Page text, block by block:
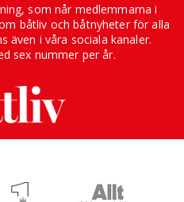
som når medlemmarna i
båtliv och båtnyheter för alla
även i våra sociala kanaler.
sex nummer per år.